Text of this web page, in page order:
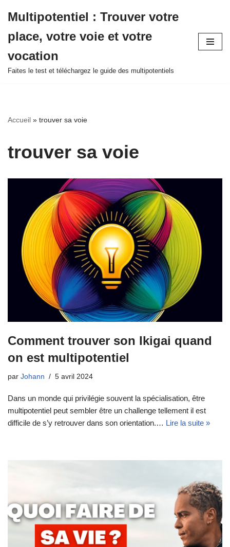
au
contenu
Multipotentiel : Trouver votre
place, votre voie et votre
vocation
Faites le test et téléchargez le guide des multipotentiels
Accueil » trouver sa voie
trouver sa voie
Comment trouver son Ikigai quand
on est multipotentiel
par Johann 5 avril 2024
Dans un monde qui privilégie souvent la spécialisation, être
multipotentiel peut sembler être un challenge tellement il est
difficile de s’y retrouver dans son orientation.… Lire la suite »